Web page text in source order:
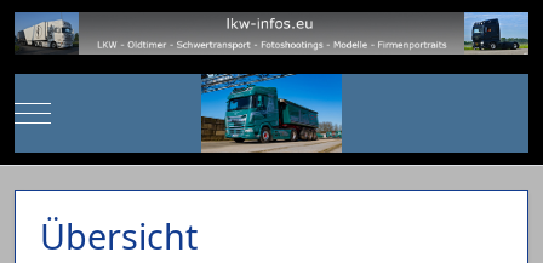
Mobile Menu Toggle
Übersicht